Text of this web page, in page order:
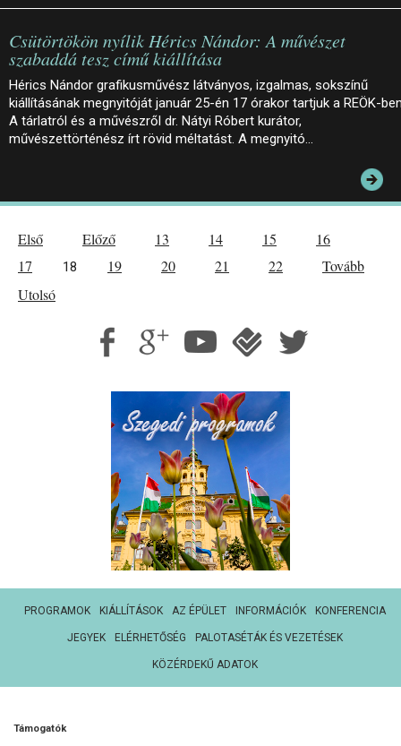
Csütörtökön nyílik Hérics Nándor: A művészet
szabaddá tesz című kiállítása
Hérics Nándor grafikusművész látványos, izgalmas, sokszínű
kiállításának megnyitóját január 25-én 17 órakor tartjuk a REÖK-
A tárlatról és a művészről dr. Nátyi Róbert kurátor,
művészettörténész írt rövid méltatást. A megnyitó…
Első Előző 13 14 15
16
17
18 19 20 21 22
Tovább
Utolsó
PROGRAMOK KIÁLLÍTÁSOK AZ ÉPÜLET INFORMÁCIÓK KONFERENCIA
JEGYEK ELÉRHETŐSÉG PALOTASÉTÁK ÉS VEZETÉSEK
KÖZÉRDEKŰ ADATOK
Támogatók